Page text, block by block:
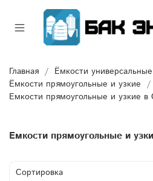
Главная
Ёмкости универсальные
Ёмкости прямоугольные и узкие
Емкости прямоугольные и узкие в
Емкости прямоугольные и